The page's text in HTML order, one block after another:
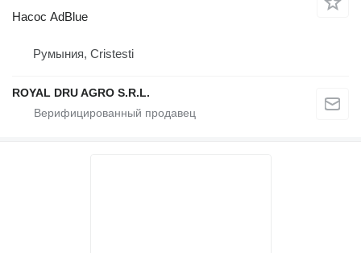
Насос AdBlue
Румыния, Cristesti
ROYAL DRU AGRO S.R.L.